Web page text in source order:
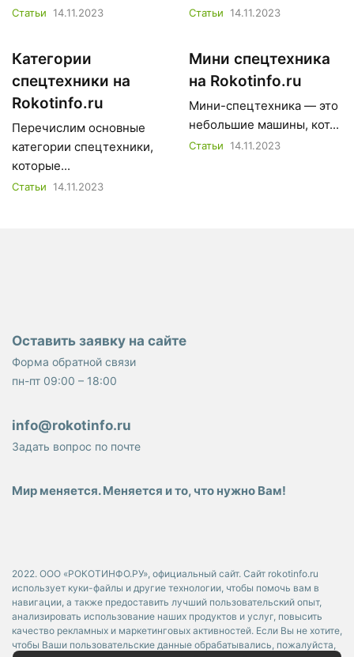
Статьи 14.11.2023 Статьи 14.11.2023
Категории
спецтехники на
Rokotinfo.ru
Перечислим основные
категории спецтехники,
которые...
Статьи 14.11.2023
Мини спецтехника
на Rokotinfo.ru
Мини-спецтехника — это
небольшие машины, кот...
Статьи 14.11.2023
Оставить заявку на сайте
Форма обратной связи
пн-пт 09:00 – 18:00
info@rokotinfo.ru
Задать вопрос по почте
Мир меняется. Меняется и то, что нужно Вам!
2022. ООО «РОКОТИНФО.РУ», официальный сайт. Сайт rokotinfo.ru
использует куки-файлы и другие технологии, чтобы помочь вам в
навигации, а также предоставить лучший пользовательский опыт,
анализировать использование наших продуктов и услуг, повысить
качество рекламных и маркетинговых активностей. Если Вы не хотите,
чтобы Ваши пользовательские данные обрабатывались, пожалуйста,